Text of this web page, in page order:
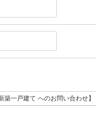
築一戸建て へのお問い合わせ】